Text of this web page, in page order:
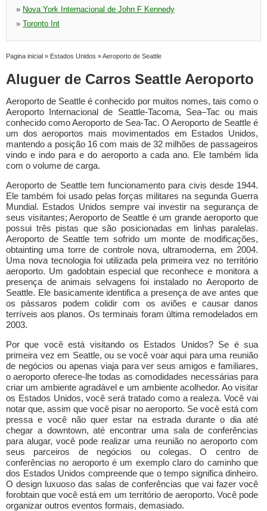
» Nova York Internacional de John F Kennedy
» Toronto Int
Pagina inicial » Estados Unidos »Aeroporto de Seattle
Aluguer de Carros Seattle Aeroporto
Aeroporto de Seattle é conhecido por muitos nomes, tais como o
Aeroporto Internacional de Seattle-Tacoma, Sea–Tac ou mais
conhecido como Aeroporto de Sea-Tac. O Aeroporto de Seattle é
um dos aeroportos mais movimentados em Estados Unidos,
mantendo a posição 16 com mais de 32 milhões de passageiros
vindo e indo para e do aeroporto a cada ano. Ele também lida
com o volume de carga.
Aeroporto de Seattle tem funcionamento para civis desde 1944.
Ele também foi usado pelas forças militares na segunda Guerra
Mundial. Estados Unidos sempre vai investir na segurança de
seus visitantes; Aeroporto de Seattle é um grande aeroporto que
possui três pistas que são posicionadas em linhas paralelas.
Aeroporto de Seattle tem sofrido um monte de modificações,
obtainting uma torre de controle nova, ultramoderna, em 2004.
Uma nova tecnologia foi utilizada pela primeira vez no território
aeroporto. Um gadobtain especial que reconhece e monitora a
presença de animais selvagens foi instalado no Aeroporto de
Seattle. Ele basicamente identifica a presença de ave antes que
os pássaros podem colidir com os aviões e causar danos
terríveis aos planos. Os terminais foram última remodelados em
2003.
Por que você está visitando os Estados Unidos? Se é sua
primeira vez em Seattle, ou se você voar aqui para uma reunião
de negócios ou apenas viaja para ver seus amigos e familiares,
o aeroporto oferece-lhe todas as comodidades necessárias para
criar um ambiente agradável e um ambiente acolhedor. Ao visitar
os Estados Unidos, você será tratado como a realeza. Você vai
notar que, assim que você pisar no aeroporto. Se você está com
pressa e você não quer estar na estrada durante o dia até
chegar a downtown, até encontrar uma sala de conferências
para alugar, você pode realizar uma reunião no aeroporto com
seus parceiros de negócios ou colegas. O centro de
conferências no aeroporto é um exemplo claro do caminho que
dos Estados Unidos compreende que o tempo significa dinheiro.
O design luxuoso das salas de conferências que vai fazer você
forobtain que você está em um território de aeroporto. Você pode
organizar outros eventos formais, demasiado.